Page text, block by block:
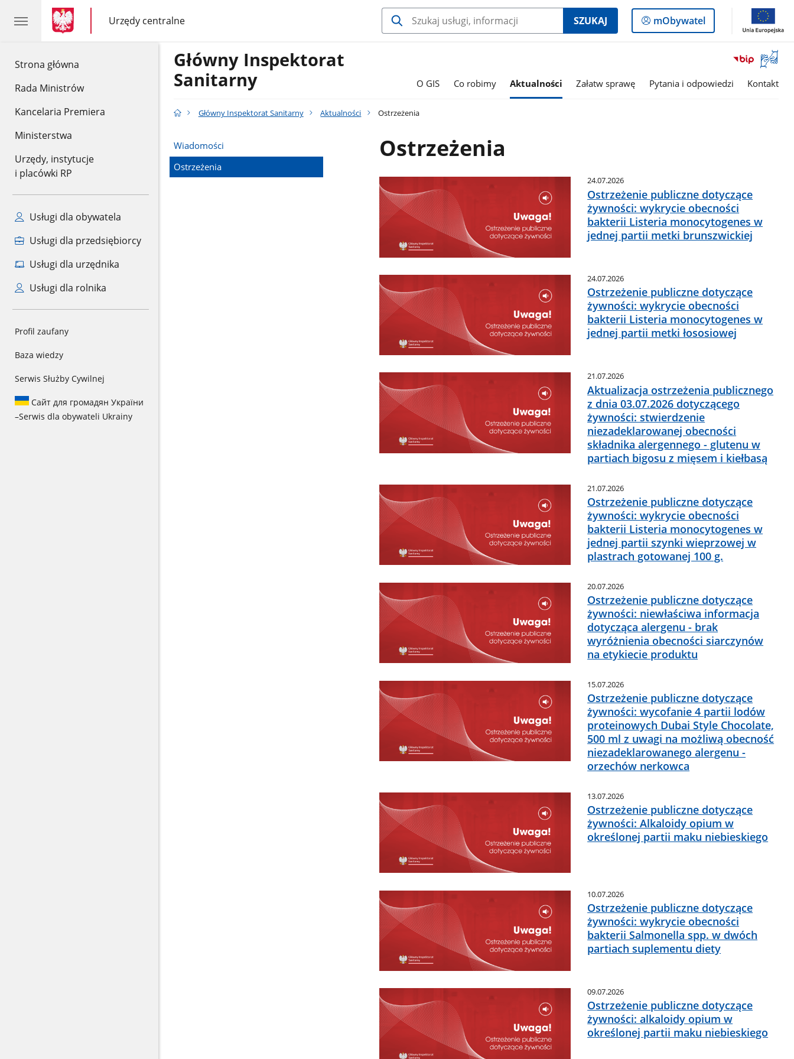
Strona główna
Rada Ministrów
Kancelaria Premiera
Ministerstwa
Urzędy, instytucje
i placówki RP
Usługi dla obywatela
Usługi dla przedsiębiorcy
Usługi dla urzędnika
Usługi dla rolnika
Profil zaufany
Baza wiedzy
Serwis Służby Cywilnej
Сайт для громадян України
–Serwis dla obywateli Ukrainy
gov.pl
gov.pl
Urzędy centralne
gov.pl
Urzędy
centralne
SZUKAJ
Logowanie
do
mObywatel
Otwórz
okno
z
Główny Inspektorat
Sanitarny
O GIS Co robimy Aktualności Załatw sprawę Pytania i odpowiedzi Kontakt
Główny Inspektorat Sanitarny Aktualności Ostrzeżenia
Wiadomości
Ostrzeżenia
Ostrzeżenia
24.07.2026
Ostrzeżenie publiczne dotyczące
żywności: wykrycie obecności
bakterii Listeria monocytogenes w
jednej partii metki brunszwickiej
24.07.2026
Ostrzeżenie publiczne dotyczące
żywności: wykrycie obecności
bakterii Listeria monocytogenes w
jednej partii metki łososiowej
21.07.2026
Aktualizacja ostrzeżenia publicznego
z dnia 03.07.2026 dotyczącego
żywności: stwierdzenie
niezadeklarowanej obecności
składnika alergennego - glutenu w
partiach bigosu z mięsem i kiełbasą
21.07.2026
Ostrzeżenie publiczne dotyczące
żywności: wykrycie obecności
bakterii Listeria monocytogenes w
jednej partii szynki wieprzowej w
plastrach gotowanej 100 g.
20.07.2026
Ostrzeżenie publiczne dotyczące
żywności: niewłaściwa informacja
dotycząca alergenu - brak
wyróżnienia obecności siarczynów
na etykiecie produktu
15.07.2026
Ostrzeżenie publiczne dotyczące
żywności: wycofanie 4 partii lodów
proteinowych Dubai Style Chocolate,
500 ml z uwagi na możliwą obecność
niezadeklarowanego alergenu -
orzechów nerkowca
13.07.2026
Ostrzeżenie publiczne dotyczące
żywności: Alkaloidy opium w
określonej partii maku niebieskiego
10.07.2026
Ostrzeżenie publiczne dotyczące
żywności: wykrycie obecności
bakterii Salmonella spp. w dwóch
partiach suplementu diety
09.07.2026
Ostrzeżenie publiczne dotyczące
żywności: alkaloidy opium w
określonej partii maku niebieskiego